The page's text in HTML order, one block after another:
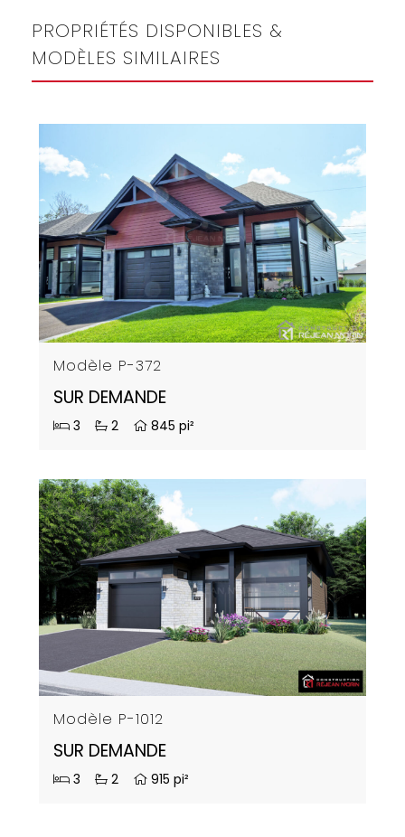
PROPRIÉTÉS DISPONIBLES &
MODÈLES SIMILAIRES
Modèle P-372
SUR DEMANDE
3 2 845 pi²
Modèle P-1012
SUR DEMANDE
3 2 915 pi²